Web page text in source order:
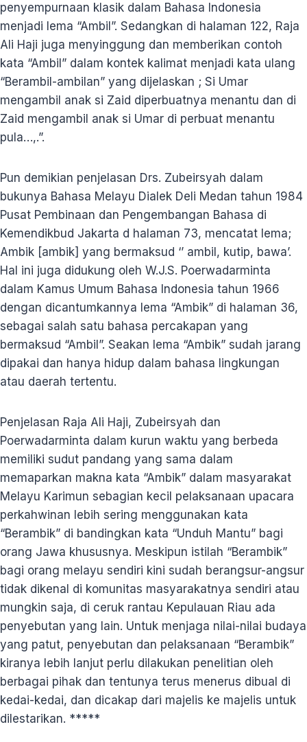
penyempurnaan klasik dalam Bahasa Indonesia
menjadi lema “Ambil”. Sedangkan di halaman 122, Raja
Ali Haji juga menyinggung dan memberikan contoh
kata “Ambil” dalam kontek kalimat menjadi kata ulang
“Berambil-ambilan” yang dijelaskan ; Si Umar
mengambil anak si Zaid diperbuatnya menantu dan di
Zaid mengambil anak si Umar di perbuat menantu
pula…,.”.
Pun demikian penjelasan Drs. Zubeirsyah dalam
bukunya Bahasa Melayu Dialek Deli Medan tahun 1984
Pusat Pembinaan dan Pengembangan Bahasa di
Kemendikbud Jakarta d halaman 73, mencatat lema;
Ambik [ambik] yang bermaksud ‘’ ambil, kutip, bawa’.
Hal ini juga didukung oleh W.J.S. Poerwadarminta
dalam Kamus Umum Bahasa Indonesia tahun 1966
dengan dicantumkannya lema “Ambik” di halaman 36,
sebagai salah satu bahasa percakapan yang
bermaksud “Ambil”. Seakan lema “Ambik” sudah jarang
dipakai dan hanya hidup dalam bahasa lingkungan
atau daerah tertentu.
Penjelasan Raja Ali Haji, Zubeirsyah dan
Poerwadarminta dalam kurun waktu yang berbeda
memiliki sudut pandang yang sama dalam
memaparkan makna kata “Ambik” dalam masyarakat
Melayu Karimun sebagian kecil pelaksanaan upacara
perkahwinan lebih sering menggunakan kata
“Berambik” di bandingkan kata “Unduh Mantu” bagi
orang Jawa khususnya. Meskipun istilah “Berambik”
bagi orang melayu sendiri kini sudah berangsur-angsur
tidak dikenal di komunitas masyarakatnya sendiri atau
mungkin saja, di ceruk rantau Kepulauan Riau ada
penyebutan yang lain. Untuk menjaga nilai-nilai budaya
yang patut, penyebutan dan pelaksanaan “Berambik”
kiranya lebih lanjut perlu dilakukan penelitian oleh
berbagai pihak dan tentunya terus menerus dibual di
kedai-kedai, dan dicakap dari majelis ke majelis untuk
dilestarikan. *****